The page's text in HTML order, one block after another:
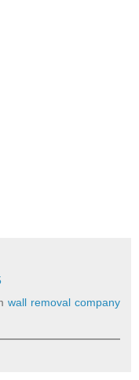
wall removal company